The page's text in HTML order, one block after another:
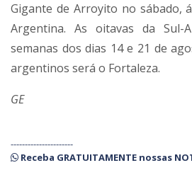
Gigante de Arroyito no sábado,
Argentina. As oitavas da Sul-
semanas dos dias 14 e 21 de
argentinos será o Fortaleza.
GE
----------------------
Receba GRATUITAMENTE nossas